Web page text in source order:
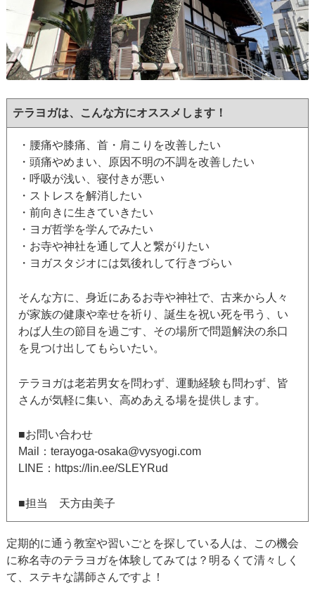
テラヨガは、こんな方にオススメします！
・腰痛や膝痛、首・肩こりを改善したい
・頭痛やめまい、原因不明の不調を改善したい
・呼吸が浅い、寝付きが悪い
・ストレスを解消したい
・前向きに生きていきたい
・ヨガ哲学を学んでみたい
・お寺や神社を通して人と繋がりたい
・ヨガスタジオには気後れして行きづらい
そんな方に、身近にあるお寺や神社で、古来から人々
が家族の健康や幸せを祈り、誕生を祝い死を弔う、い
わば人生の節目を過ごす、その場所で問題解決の糸口
を見つけ出してもらいたい。
テラヨガは老若男女を問わず、運動経験も問わず、皆
さんが気軽に集い、高めあえる場を提供します。
■お問い合わせ
Mail：terayoga-osaka@vysyogi.com
LINE：https://lin.ee/SLEYRud
■担当 天方由美子
定期的に通う教室や習いごとを探している人は、この機会
に称名寺のテラヨガを体験してみては？明るくて清々しく
て、ステキな講師さんですよ！